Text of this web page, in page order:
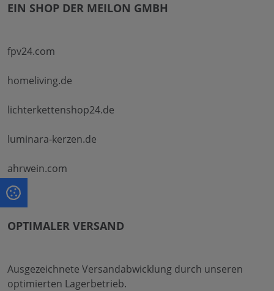
EIN SHOP DER MEILON GMBH
fpv24.com
homeliving.de
lichterkettenshop24.de
luminara-kerzen.de
ahrwein.com
OPTIMALER VERSAND
Ausgezeichnete Versandabwicklung durch unseren
optimierten Lagerbetrieb.